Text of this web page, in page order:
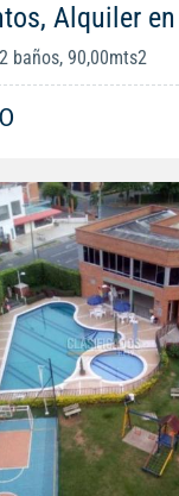
Alquiler
baños, 90,00mts2